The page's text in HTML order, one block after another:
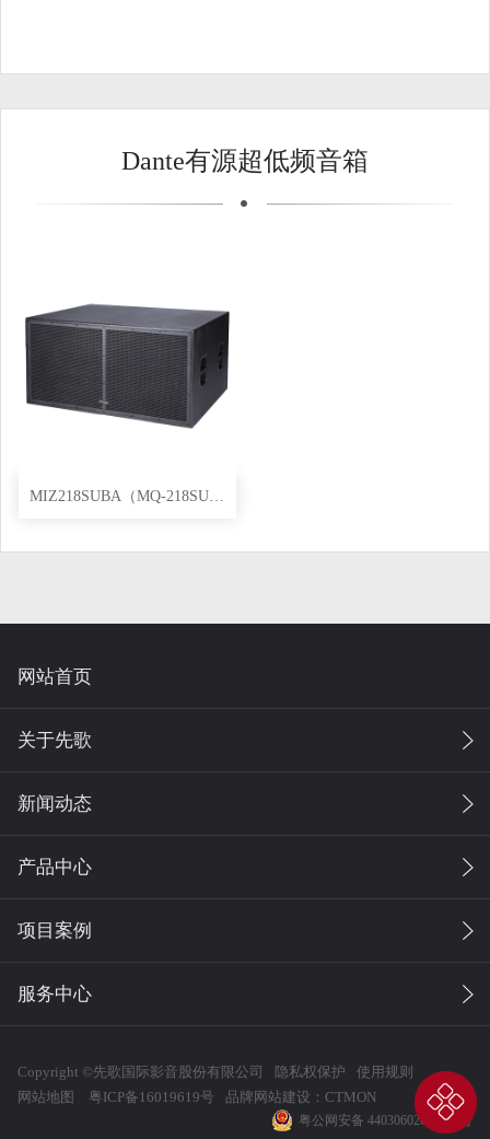
Dante有源超低频音箱
MIZ218SUBA（MQ-218SUBAS）
网站首页
关于先歌
新闻动态
产品中心
项目案例
服务中心
Copyright ©先歌国际影音股份有限公司 隐私权保护
使用规则
网站地图
粤ICP备16019619号 品牌网站建设： CTMON
粤公网安备 44030602002945号